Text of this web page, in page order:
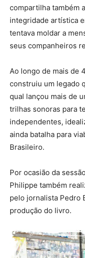
compartilha também
integridade artística
tentava moldar a
seus companheiros
Ao longo de mais de
construiu um legado
qual lançou mais de
trilhas sonoras para
independentes,
ainda batalha para
Brasileiro.
Por ocasião da
Philippe também
pelo jornalista Pedro
produção do livro.